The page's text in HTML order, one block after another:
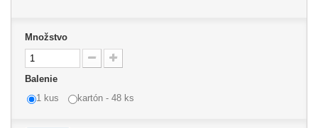
Množstvo
Balenie
1 kus
kartón - 48 ks